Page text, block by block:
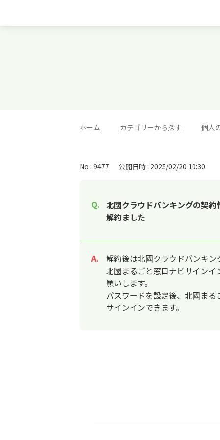
ホーム カテゴリーから探す 個人
No : 9477 公開日時 : 2025/02/20 10:30
北國クラウドバンキングの契
解約ました
回答
解約後は北國クラウドバンキ
北國まるごと窓口ナビサイン
願いします。
パスワードを設定後、北國ま
サインインできます。